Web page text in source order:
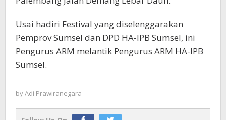
Usai hadiri Festival yang diselenggarakan
Pemprov Sumsel dan DPD HA-IPB Sumsel, ini
Pengurus ARM melantik Pengurus ARM HA-IPB
Sumsel.
byAdi Prawiranegara